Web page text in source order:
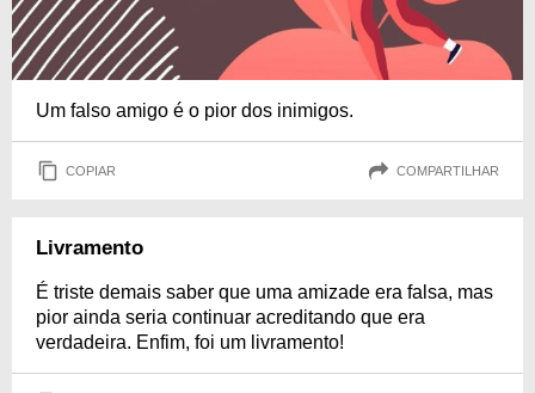
Um falso amigo é o pior dos inimigos.
COPIAR COMPARTILHAR
Livramento
É triste demais saber que uma amizade era falsa, mas
pior ainda seria continuar acreditando que era
verdadeira. Enfim, foi um livramento!